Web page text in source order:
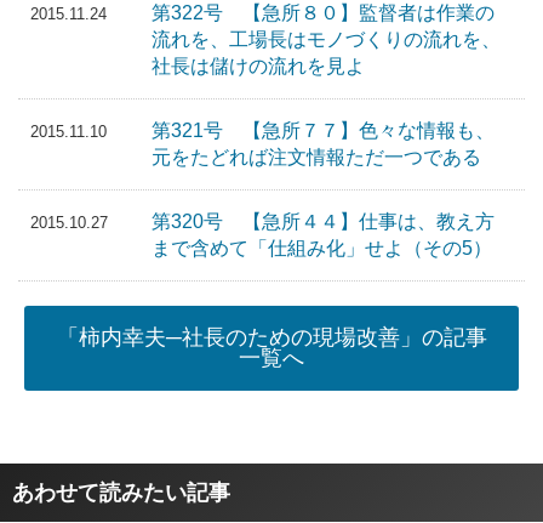
2015.11.24
第322号 【急所８０】監督者は作業の
流れを、工場長はモノづくりの流れを、
社長は儲けの流れを見よ
2015.11.10
第321号 【急所７７】色々な情報も、
元をたどれば注文情報ただ一つである
2015.10.27
第320号 【急所４４】仕事は、教え方
まで含めて「仕組み化」せよ（その5）
「柿内幸夫─社長のための現場改善」の記事
一覧へ
あわせて読みたい記事